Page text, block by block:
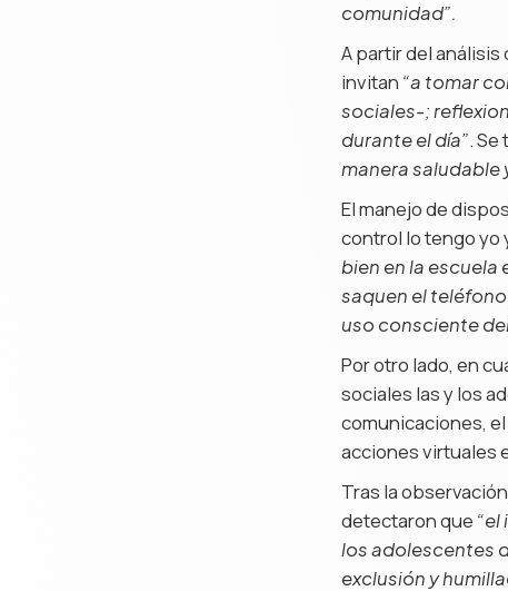
comunidad”.
A partir del análisis
invitan “a tomar
sociales-;
durante el día”.
manera saludable
El manejo de
control lo tengo yo
bien en la escuela
saquen el
uso consciente
Por otro lado, en
sociales las y los
comunicaciones,
acciones virtuales
Tras la
detectaron que
los adolescentes
exclusión y